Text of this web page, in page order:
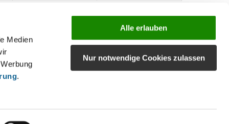
Medien
.
Alle erlauben
Nur notwendige Cookies zulassen